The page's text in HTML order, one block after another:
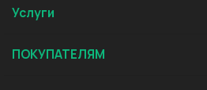
Услуги
ПОКУПАТЕЛЯМ